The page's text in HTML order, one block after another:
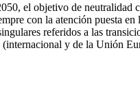
el objetivo de
con la atención puesta en
referidos a las
y de la Unión